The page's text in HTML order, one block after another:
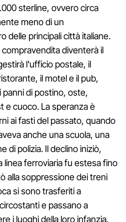
sterline, ovvero circa
meno di un
delle principali città italiane.
diventerà il
l'ufficio postale, il
il motel e il pub,
di postino, oste,
e cuoco. La speranza è
ai fasti del passato, quando
anche una scuola, una
di polizia. Il declino iniziò,
linea ferroviaria fu estesa fino
alla soppressione dei treni
si sono trasferiti a
e passano a
i luoghi della loro infanzia.